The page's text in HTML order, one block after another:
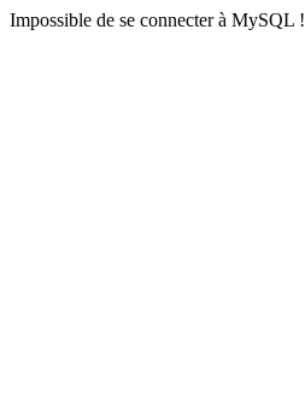
Impossible de se connecter à MySQL !